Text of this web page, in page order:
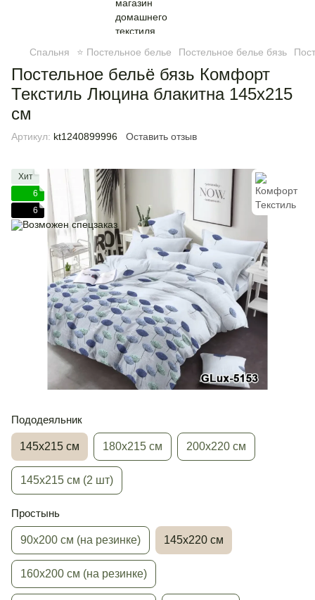
Спальня ⭐ Постельное белье Постельное белье бязь
Постельное бельё бязь Комфорт
Текстиль Люцина блакитна 145х215
см
Артикул: kt1240899996 Оставить отзыв
Хит
6
6
Пододеяльник
145х215 см 180х215 см 200х220 см
145х215 см (2 шт)
Простынь
90х200 см (на резинке) 145х220 см
160х200 см (на резинке)